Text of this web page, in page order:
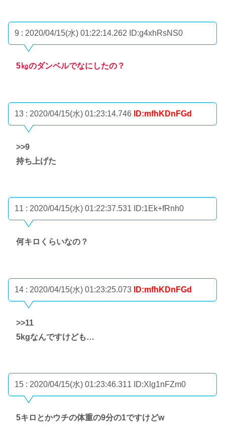
9 : 2020/04/15(水) 01:22:14.262 ID:g4xhRsNS0
5㎏のダンベルでなにしたの？
13 : 2020/04/15(水) 01:23:14.746 ID:mfhKDnFGd
>>9
持ち上げた
11 : 2020/04/15(水) 01:22:37.531 ID:1Ek+fRnh0
何キロくらいなの？
14 : 2020/04/15(水) 01:23:25.073 ID:mfhKDnFGd
>>11
5kgなんですけども…
15 : 2020/04/15(水) 01:23:46.311 ID:Xlg1nFZm0
5キロとかウチの体重の9分の1ですけどw